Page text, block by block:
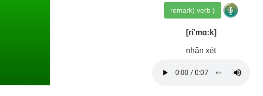
remark( verb )
[ri'mɑ:k]
nhận xét